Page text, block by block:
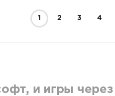
1 2 3 4
и игры